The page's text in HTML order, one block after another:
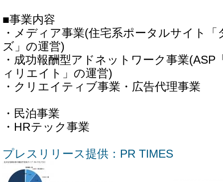
■事業内容
・メディア事業(住宅系ポータルサイト
ズ」の運営)
・成功報酬型アドネットワーク事業
ィリエイト」の運営)
・クリエイティブ事業・
・民泊事
・HRテック事業
プレスリリース提供：PR TIMES